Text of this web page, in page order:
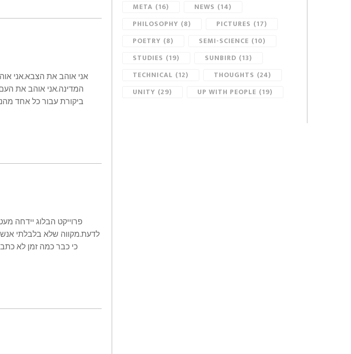
אני אוהב את הצבא.אני
המדינה.אני אוהב את
ביקורת עבור כל אחד
פרוייקט הבלוג יידחה
לדעת.מקווה שלא בלבלתי
כי כבר כמה זמן לא
META (16) NEWS (14)
PHILOSOPHY (8) PICTURES (17)
POETRY (8) SEMI-SCIENCE (10)
STUDIES (19) SUNBIRD (13)
TECHNICAL (12) THOUGHTS (24)
UNITY (29) UP WITH PEOPLE (19)